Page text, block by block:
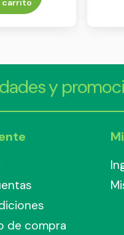
carrito
y
de compra